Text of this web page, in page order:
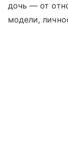
дочь — от
модели,